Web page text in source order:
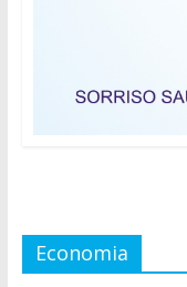
Economia